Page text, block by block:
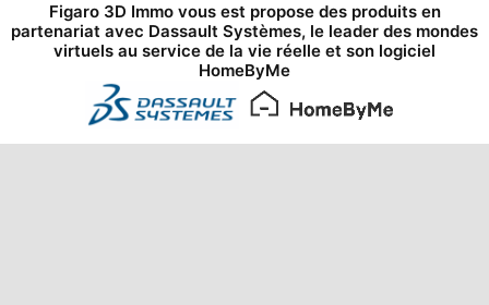
Figaro 3D Immo vous est propose des produits en
partenariat avec Dassault Systèmes, le leader des mondes
virtuels au service de la vie réelle et son logiciel
HomeByMe